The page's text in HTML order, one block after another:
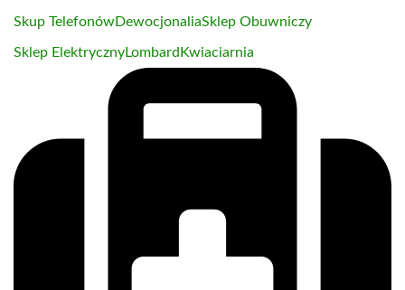
Skup TelefonówDewocjonaliaSklep Obuwniczy
Sklep ElektrycznyLombard Kwiaciarnia